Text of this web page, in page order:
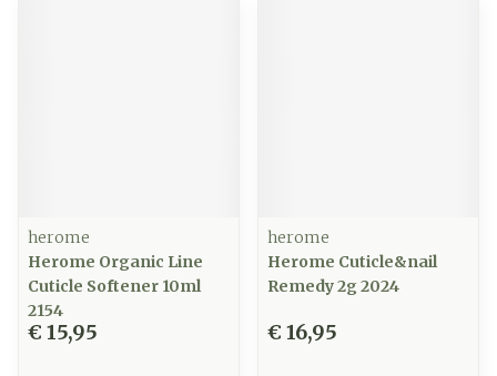
herome
Herome Organic Line
Cuticle Softener 10ml
2154
€ 15,95
herome
Herome Cuticle&nail
Remedy 2g 2024
€ 16,95